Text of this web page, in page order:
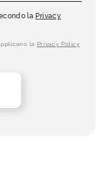
la Privacy
la Privacy Policy